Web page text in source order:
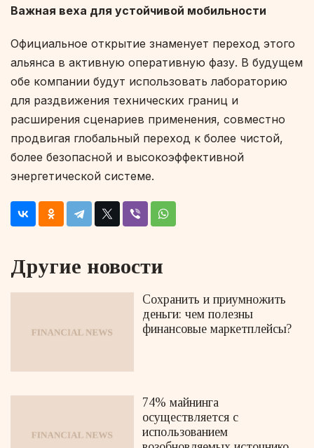
Важная веха для устойчивой мобильности
Официальное открытие знаменует переход этого
альянса в активную оперативную фазу. В будущем
обе компании будут использовать лабораторию
для раздвижения технических границ и
расширения сценариев применения, совместно
продвигая глобальный переход к более чистой,
более безопасной и высокоэффективной
энергетической системе.
Другие новости
Сохранить и приумножить
деньги: чем полезны
финансовые маркетплейсы?
74% майнинга
осуществляется с
использованием